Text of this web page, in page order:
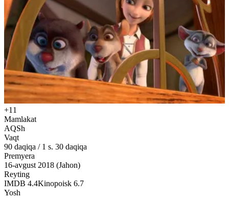
+11
Mamlakat
AQSh
Vaqt
90 daqiqa / 1 s. 30 daqiqa
Premyera
16-avgust 2018 (Jahon)
Reyting
IMDB 4.4Kinopoisk 6.7
Yosh